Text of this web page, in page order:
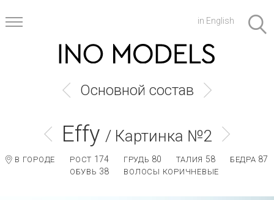
in English
Основной состав
Effy / Картинка №2
В ГОРОДЕ РОСТ 174 ГРУДЬ 80 ТАЛИЯ 58 БЕДРА 87
ОБУВЬ 38 ВОЛОСЫ КОРИЧНЕВЫЕ